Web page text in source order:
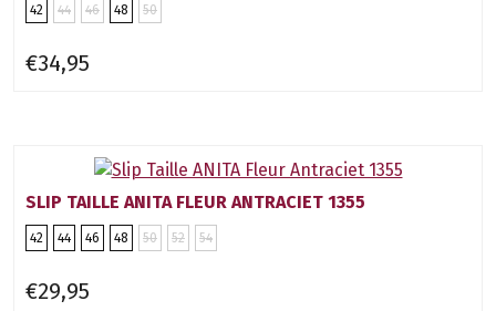
42 44 46 48 50
€34,95
SLIP TAILLE ANITA FLEUR ANTRACIET 1355
42 44 46 48 50 52 54
€29,95